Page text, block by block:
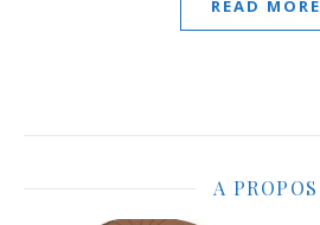
READ MORE
A PROPOS